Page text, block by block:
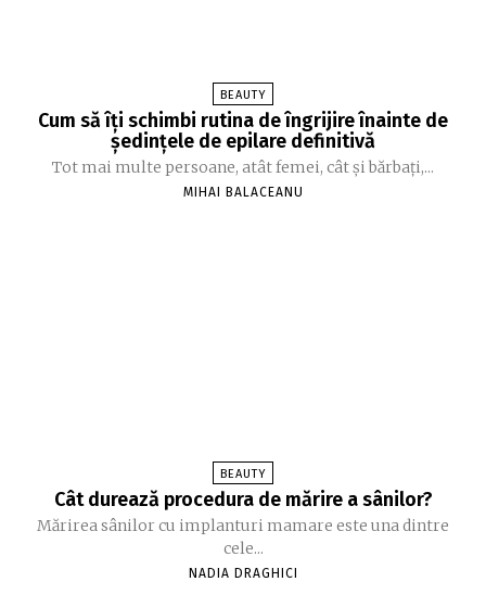
BEAUTY
Cum să îți schimbi rutina de îngrijire înainte de
ședințele de epilare definitivă
Tot mai multe persoane, atât femei, cât și bărbați,...
MIHAI BALACEANU
BEAUTY
Cât durează procedura de mărire a sânilor?
Mărirea sânilor cu implanturi mamare este una dintre
cele...
NADIA DRAGHICI